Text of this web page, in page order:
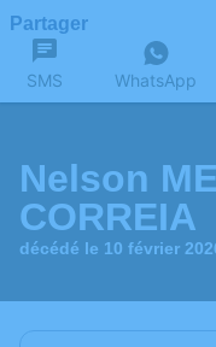
Partager
SMS WhatsApp
Nelson
CORREIA
décédé le 10 février